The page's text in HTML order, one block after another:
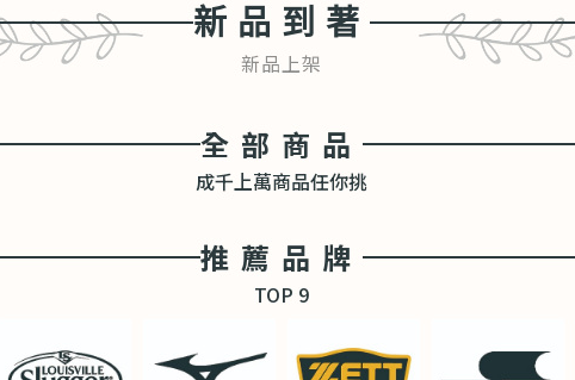
新品到著
新品上架
全部商品
成千上萬商品任你挑
推薦品牌
TOP 9